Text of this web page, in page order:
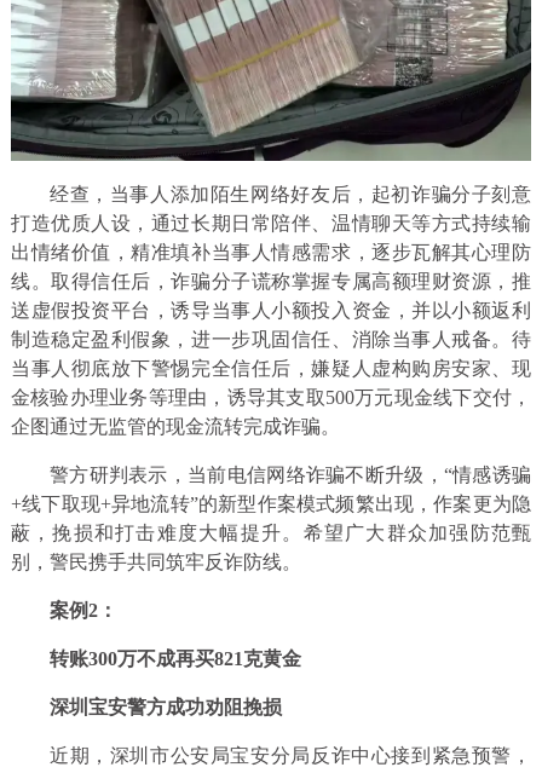
经查，当事人添加陌生网络好友后，起初诈骗分子刻意
打造优质人设，通过长期日常陪伴、温情聊天等方式持续输
出情绪价值，精准填补当事人情感需求，逐步瓦解其心理防
线。取得信任后，诈骗分子谎称掌握专属高额理财资源，推
送虚假投资平台，诱导当事人小额投入资金，并以小额返利
制造稳定盈利假象，进一步巩固信任、消除当事人戒备。待
当事人彻底放下警惕完全信任后，嫌疑人虚构购房安家、现
金核验办理业务等理由，诱导其支取500万元现金线下交付，
企图通过无监管的现金流转完成诈骗。
警方研判表示，当前电信网络诈骗不断升级，“情感诱骗
+线下取现+异地流转”的新型作案模式频繁出现，作案更为隐
蔽，挽损和打击难度大幅提升。希望广大群众加强防范甄
别，警民携手共同筑牢反诈防线。
案例2：
转账300万不成再买821克黄金
深圳宝安警方成功劝阻挽损
近期，深圳市公安局宝安分局反诈中心接到紧急预警，